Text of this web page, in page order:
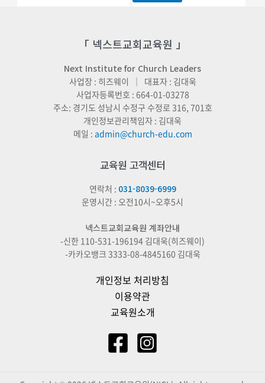
「 넥스트교회교육원 」
Next Institute for Church Leaders
사업장 : 히즈웨이 ｜ 대표자 : 김대욱
사업자등록번호 : 664-01-03278
주소: 경기도 성남시 수정구 수정로 316, 701호
개인정보관리책임자 : 김대욱
메일 : admin@church-edu.com
교육원 고객센터
연락처 : 031-8039-6999
운영시간 : 오전10시~오후5시
넥스트교회교육원 계좌안내
-신한 110-531-196194 김대욱(히즈웨이)
-카카오뱅크 3333-08-4845160 김대욱
개인정보 처리방침
이용약관
교육원소개